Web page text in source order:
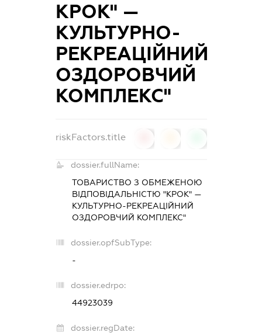
КРОК" —
КУЛЬТУРНО-
РЕКРЕАЦІЙНИЙ
ОЗДОРОВЧИЙ
КОМПЛЕКС"
riskFactors.title
dossier.fullName:
ТОВАРИСТВО З ОБМЕЖЕНОЮ
ВІДПОВІДАЛЬНІСТЮ "КРОК" —
КУЛЬТУРНО-РЕКРЕАЦІЙНИЙ
ОЗДОРОВЧИЙ КОМПЛЕКС"
dossier.opfSubType:
-
dossier.edrpo:
44923039
dossier.regDate: